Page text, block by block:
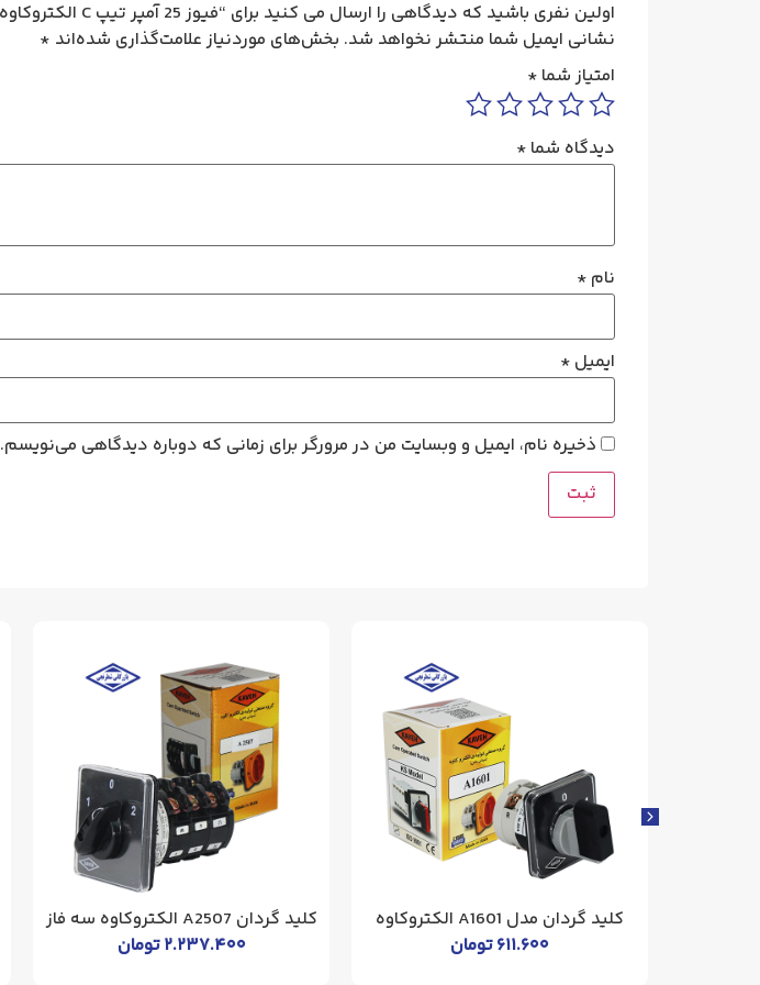
اولین نفری باشید که دیدگاهی را ارسال می کنید برای “فیوز 25 آمپر تیپ C الکتروکاوه تک فاز”
نشانی ایمیل شما منتشر نخواهد شد. بخش‌های موردنیاز علامت‌گذاری شده‌اند *
امتیاز شما *
دیدگاه شما *
نام *
ایمیل *
ذخیره نام، ایمیل و وبسایت من در مرورگر برای زمانی که دوباره دیدگاهی می‌نویسم.
کلید گردان مدل A1601 الکتروکاوه
۶۱۱.۶۰۰تومان
کلید گردان A2507 الکتروکاوه سه فاز
۲.۲۳۷.۴۰۰تومان